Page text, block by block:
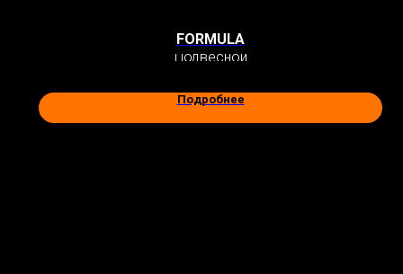
FORMULA
Подвесной
Подробнее